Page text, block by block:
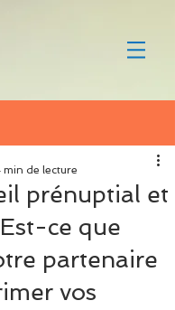
prénuptial et
ce que
partenaire
vos
min de lecture